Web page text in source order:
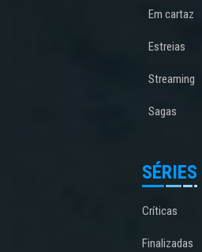
Em cartaz
Estreias
Streaming
Sagas
SÉRIES
Críticas
Finalizadas